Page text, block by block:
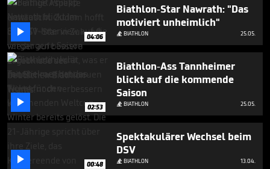
4
26
seconds
 04:06
Biathlon-Star Nawrath: "Das
motiviert unheimlich"
 BIATHLON 25.05.
 02:53
Biathlon-Ass Tannheimer
blickt auf die kommende
Saison
 BIATHLON 25.05.
 00:48
Spektakulärer Wechsel beim
DSV
 BIATHLON 13.04.